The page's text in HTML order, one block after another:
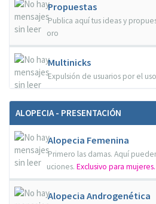
Propuestas
Publica aquí tus ideas y
oro
Multinicks
Expulsión de usuarios por el
ALOPECIA - PRESENTACIÓN
Alopecia Femenina
Primero las damas. Aquí
uciones. Exclusivo para mujeres.
Alopecia Androgenética